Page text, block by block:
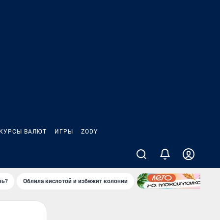
ВАЛЮТ ИГРЫ ZODY
Облила кислотой и избежит колонии